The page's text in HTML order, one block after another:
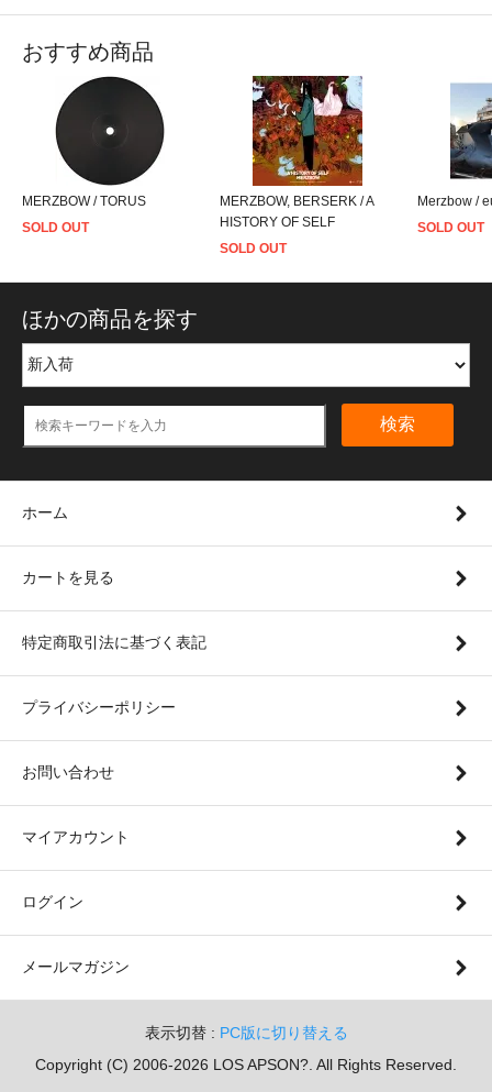
おすすめ商品
MERZBOW / TORUS
SOLD OUT
MERZBOW, BERSERK / A
HISTORY OF SELF
SOLD OUT
Merzbow /
SOLD OUT
ほかの商品を探す
検索
ホーム
カートを見る
特定商取引法に基づく表記
プライバシーポリシー
お問い合わせ
マイアカウント
ログイン
メールマガジン
表示切替 : PC版に切り替える
Copyright (C) 2006-2026 LOS APSON?. All Rights Reserved.